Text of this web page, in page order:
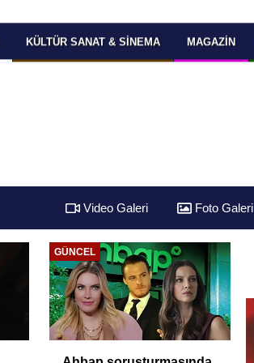
KÜLTÜR SANAT & SINEMA MAGAZIN
Video Galeri Foto Galeri
GÜNCEL